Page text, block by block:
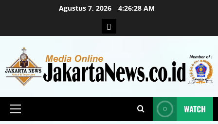
Agustus 7, 2026 4:26:30 AM
WATCH